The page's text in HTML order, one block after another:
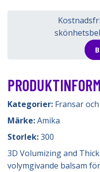
Kategorier: Fransar
Märke:Amika
Storlek:300
3D Volumizing and
volymgivande balsam